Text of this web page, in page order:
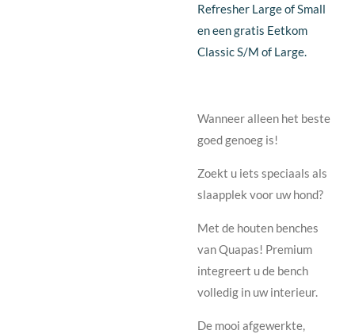
Refresher Large of Small
en een gratis Eetkom
Classic S/M of Large.
Wanneer alleen het beste
goed genoeg is!
Zoekt u iets speciaals als
slaapplek voor uw hond?
Met de houten benches
van Quapas! Premium
integreert u de bench
volledig in uw interieur.
De mooi afgewerkte,